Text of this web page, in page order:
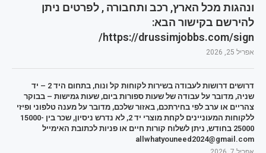
ונהגות מכל הארץ, רכב ותחבורה , לפרטים ניתן
להירשם בקישור הבא:
https://drussimjobbs.com/sign/
אפריל 25, 2026
דרושים דרושות לעבודה בשירות לקוחות קל ונוח, בתחום היד 2 – יד
שניה, מדובר על עבודה של שעות ספורות ביום, שעות גמישות – בבוקר
צהריים או ערב לפי בחירתכם, באזור שלכם, מדובר על מענה טלפוני ופיזי
ללקוחות המעוניינים לקחת מוצרי יד 2, לא נדרש ניסיון, שכר בין 15000-
25000 בחודש, ניתן לשלוח קורות חיים או פניות לכתובת האימייל
allwhatyouneed2024@gmail.com